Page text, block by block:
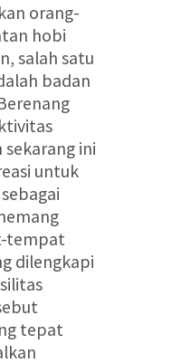
orang-
hobi
salah satu
badan
ini
untuk
tempat
dilengkapi
tepat